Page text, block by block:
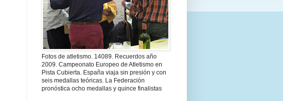
Fotos de atletismo. 14089. Recuerdos año
2009. Campeonato Europeo de Atletismo en
Pista Cubierta. España viaja sin presión y con
seis medallas teóricas. La Federación
pronóstica ocho medallas y quince finalistas